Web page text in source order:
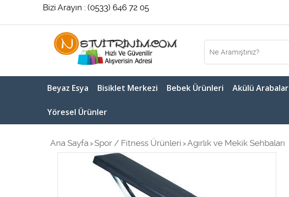
Bizi Arayın : (0533) 646 72 05
Beyaz Esya Bisiklet Merkezi Bebek Ürünleri Akülü Arabalar
Yöresel Ürünler
Ana Sayfa > Spor / Fitness Ürünleri > Agırlık ve Mekik Sehbaları